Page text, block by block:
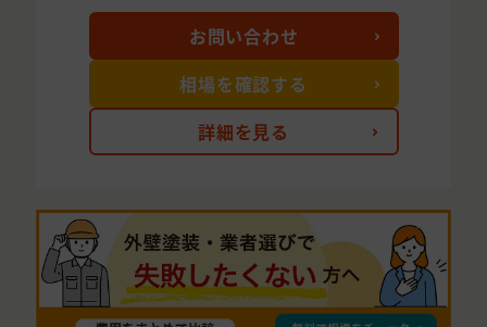
詳細を見る
お問い合わせ
相場を確認する